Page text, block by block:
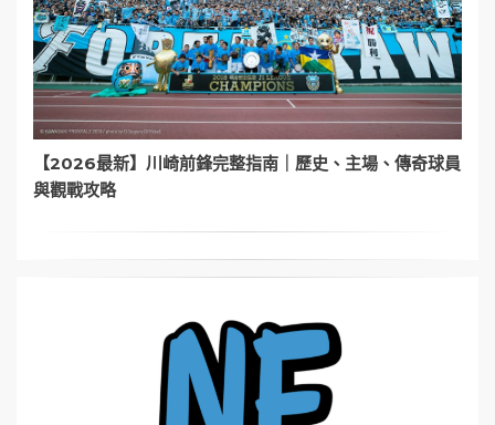
【2026最新】川崎前鋒完整指南｜歷史、主場、傳奇球員
與觀戰攻略